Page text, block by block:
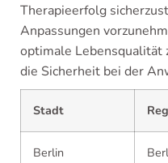
Therapieerfolg
Anpassungen
optimale Lebensqualität
die Sicherheit bei der
Stadt
Berlin